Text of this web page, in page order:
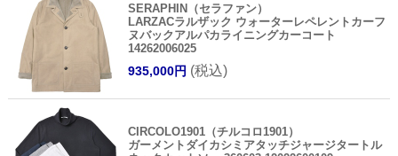
SERAPHIN（セラファン）
LARZACラルザック ウォーターレペレントカーフ
ヌバックアルパカライニングカーコート
14262006025
935,000円 (税込)
CIRCOLO1901（チルコロ1901）
ガーメントダイカシミアタッチジャージタートル